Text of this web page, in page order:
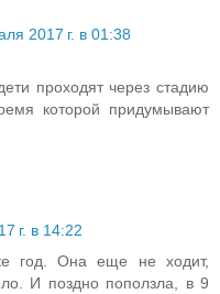
2017 г. в 01:38
проходят через стадию
которой придумывают
г. в 14:22
год. Она еще не ходит,
И поздно поползла, в 9